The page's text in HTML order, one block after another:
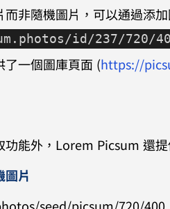
非隨機圖片，可以通過添加
id/237/720/
一個圖庫頁面 (https://
功能外，Lorem Picsum 還提
圖片